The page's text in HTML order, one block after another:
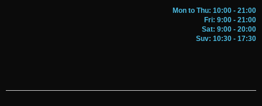
Mon to Thu: 10:00 - 21:00
Fri: 9:00 - 21:00
Sat: 9:00 - 20:00
Suv: 10:30 - 17:30